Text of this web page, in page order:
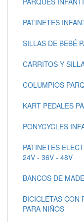
PATINETES
SILLAS DE BEBÉ
CARRITOS Y
COLUMPIOS
KART PEDALES
PONYCYCLES
PATINETES
24V - 36V - 48V
BANCOS DE
BICICLETAS CON
PARA NIÑOS